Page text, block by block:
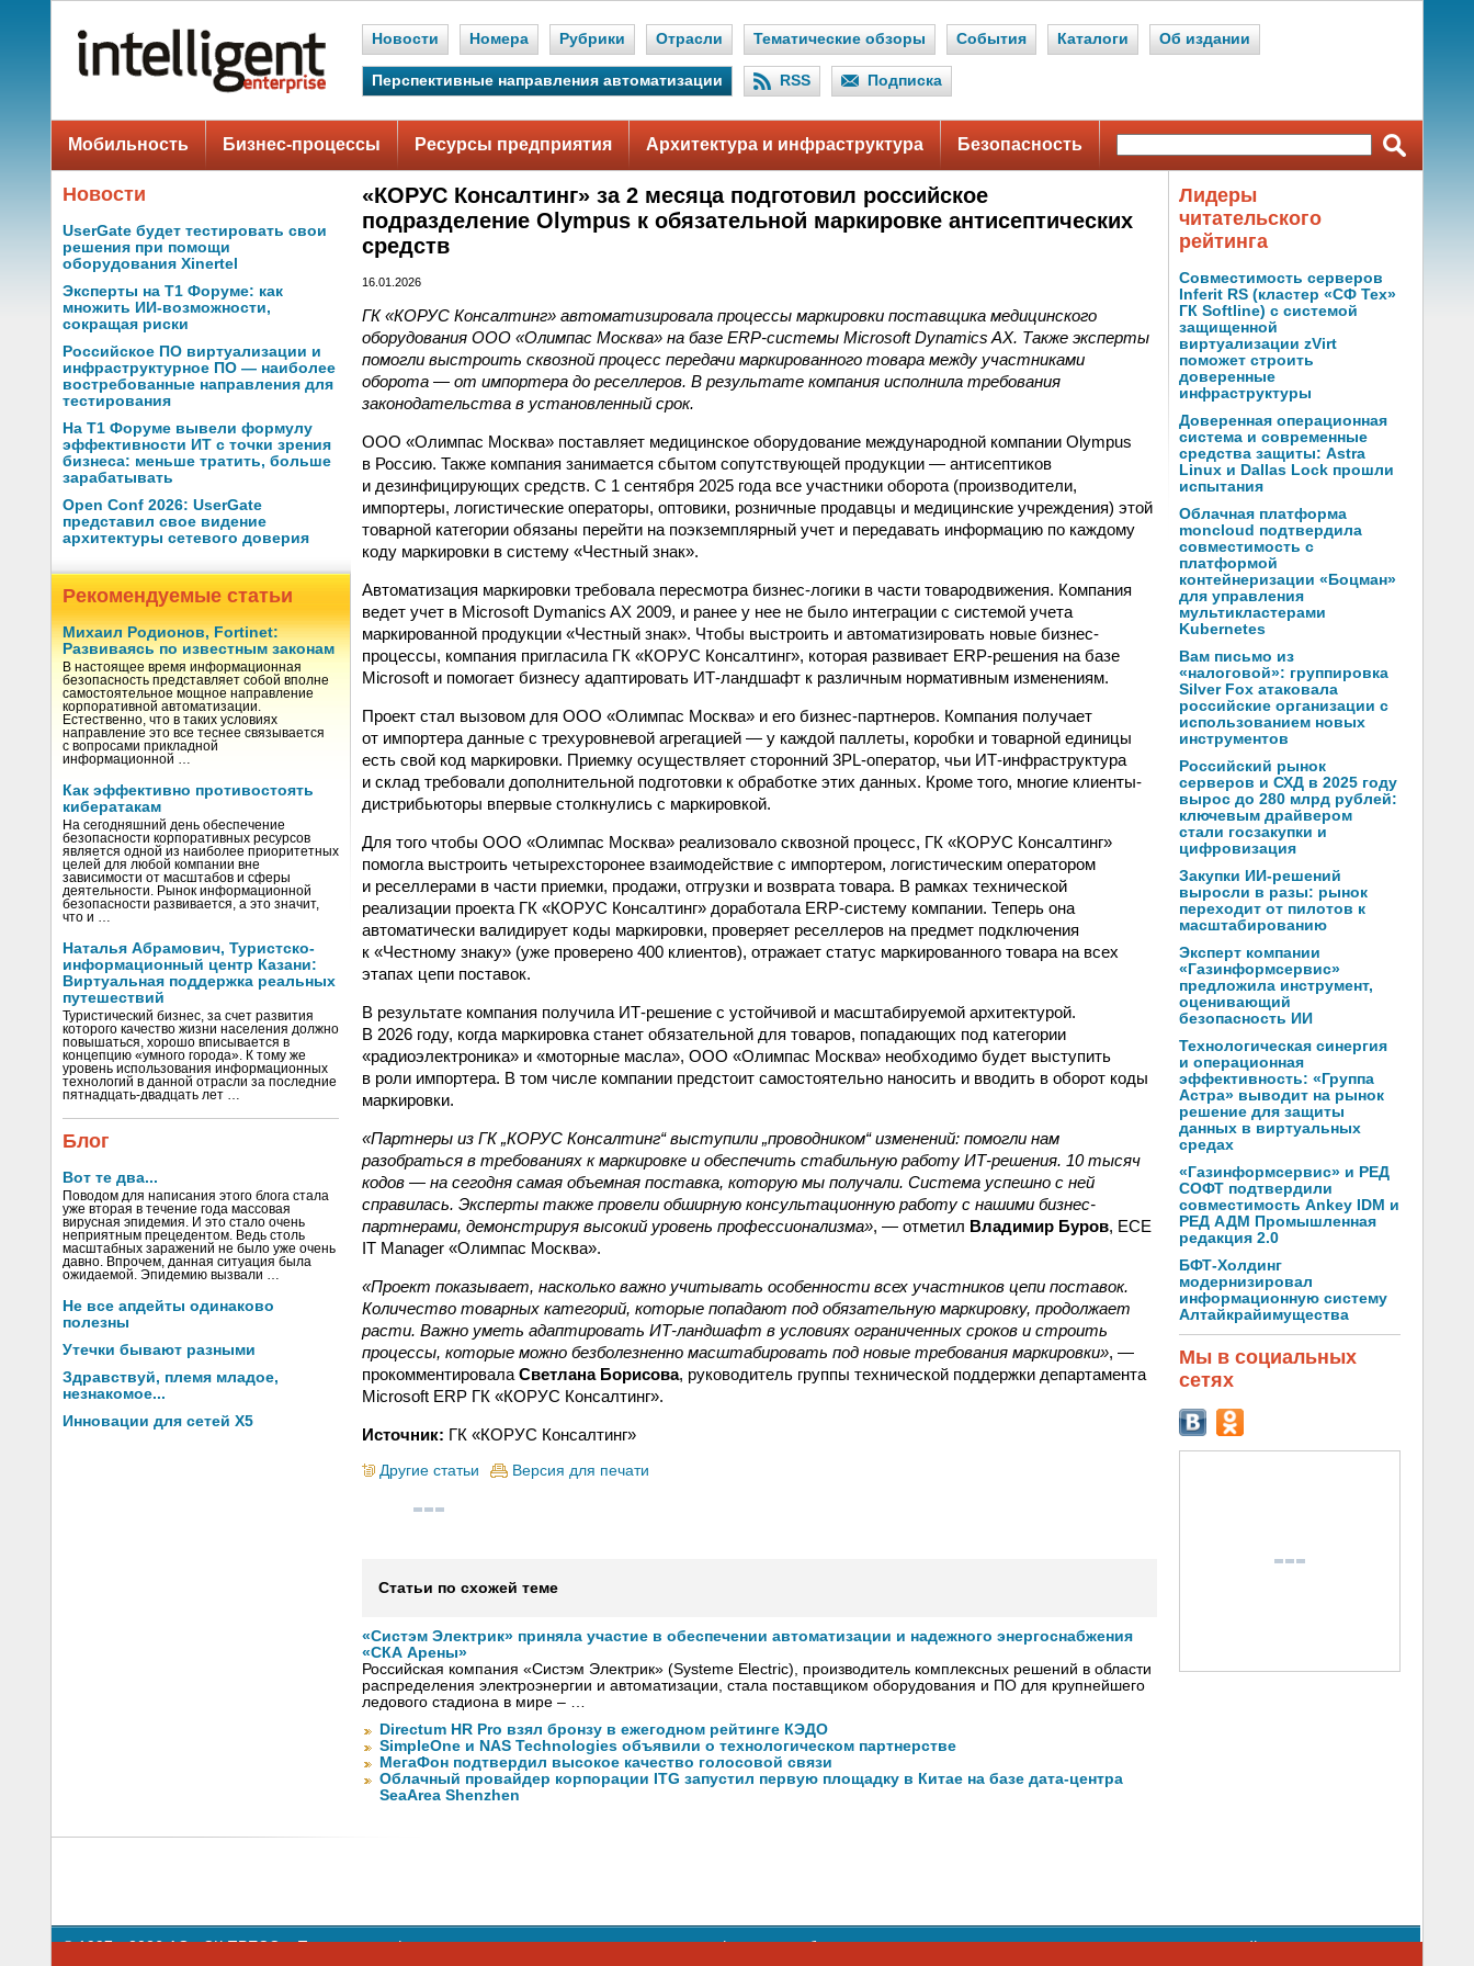
Новости Номера Рубрики Отрасли Тематические обзоры События Каталоги Об издании
Перспективные направления автоматизации RSS Подписка
Мобильность Бизнес-процессы Ресурсы предприятия Архитектура и инфраструктура Безопасность
Новости
UserGate будет тестировать свои
решения при помощи
оборудования Xinertel
Эксперты на Т1 Форуме: как
множить ИИ-возможности,
сокращая риски
Российское ПО виртуализации и
инфраструктурное ПО — наиболее
востребованные направления для
тестирования
На Т1 Форуме вывели формулу
эффективности ИТ с точки зрения
бизнеса: меньше тратить, больше
зарабатывать
Open Conf 2026: UserGate
представил свое видение
архитектуры сетевого доверия
Рекомендуемые статьи
Михаил Родионов, Fortinet:
Развиваясь по известным законам
В настоящее время информационная
безопасность представляет собой вполне
самостоятельное мощное направление
корпоративной автоматизации.
Естественно, что в таких условиях
направление это все теснее связывается
с вопросами прикладной
информационной …
Как эффективно противостоять
кибератакам
На сегодняшний день обеспечение
безопасности корпоративных ресурсов
является одной из наиболее приоритетных
целей для любой компании вне
зависимости от масштабов и сферы
деятельности. Рынок информационной
безопасности развивается, а это значит,
что и …
Наталья Абрамович, Туристско-
информационный центр Казани:
Виртуальная поддержка реальных
путешествий
Туристический бизнес, за счет развития
которого качество жизни населения должно
повышаться, хорошо вписывается в
концепцию «умного города». К тому же
уровень использования информационных
технологий в данной отрасли за последние
пятнадцать-двадцать лет …
Блог
Вот те два...
Поводом для написания этого блога стала
уже вторая в течение года массовая
вирусная эпидемия. И это стало очень
неприятным прецедентом. Ведь столь
масштабных заражений не было уже очень
давно. Впрочем, данная ситуация была
ожидаемой. Эпидемию вызвали …
Не все апдейты одинаково
полезны
Утечки бывают разными
Здравствуй, племя младое,
незнакомое...
Инновации для сетей X5
«КОРУС Консалтинг» за 2 месяца подготовил российское
подразделение Olympus к обязательной маркировке антисептических
средств
16.01.2026
ГК «КОРУС Консалтинг» автоматизировала процессы маркировки поставщика медицинского
оборудования ООО «Олимпас Москва» на базе ERP-системы Microsoft Dynamics AX. Также эксперты
помогли выстроить сквозной процесс передачи маркированного товара между участниками
оборота — от импортера до реселлеров. В результате компания исполнила требования
законодательства в установленный срок.
ООО «Олимпас Москва» поставляет медицинское оборудование международной компании Olympus
в Россию. Также компания занимается сбытом сопутствующей продукции — антисептиков
и дезинфицирующих средств. С 1 сентября 2025 года все участники оборота (производители,
импортеры, логистические операторы, оптовики, розничные продавцы и медицинские учреждения) этой
товарной категории обязаны перейти на поэкземплярный учет и передавать информацию по каждому
коду маркировки в систему «Честный знак».
Автоматизация маркировки требовала пересмотра бизнес-логики в части товародвижения. Компания
ведет учет в Microsoft Dymanics AX 2009, и ранее у нее не было интеграции с системой учета
маркированной продукции «Честный знак». Чтобы выстроить и автоматизировать новые бизнес-
процессы, компания пригласила ГК «КОРУС Консалтинг», которая развивает ERP-решения на базе
Microsoft и помогает бизнесу адаптировать ИТ-ландшафт к различным нормативным изменениям.
Проект стал вызовом для ООО «Олимпас Москва» и его бизнес-партнеров. Компания получает
от импортера данные с трехуровневой агрегацией — у каждой паллеты, коробки и товарной единицы
есть свой код маркировки. Приемку осуществляет сторонний 3PL-оператор, чьи ИТ-инфраструктура
и склад требовали дополнительной подготовки к обработке этих данных. Кроме того, многие клиенты-
дистрибьюторы впервые столкнулись с маркировкой.
Для того чтобы ООО «Олимпас Москва» реализовало сквозной процесс, ГК «КОРУС Консалтинг»
помогла выстроить четырехсторонее взаимодействие с импортером, логистическим оператором
и реселлерами в части приемки, продажи, отгрузки и возврата товара. В рамках технической
реализации проекта ГК «КОРУС Консалтинг» доработала ERP-систему компании. Теперь она
автоматически валидирует коды маркировки, проверяет реселлеров на предмет подключения
к «Честному знаку» (уже проверено 400 клиентов), отражает статус маркированного товара на всех
этапах цепи поставок.
В результате компания получила ИТ-решение с устойчивой и масштабируемой архитектурой.
В 2026 году, когда маркировка станет обязательной для товаров, попадающих под категории
«радиоэлектроника» и «моторные масла», ООО «Олимпас Москва» необходимо будет выступить
в роли импортера. В том числе компании предстоит самостоятельно наносить и вводить в оборот коды
маркировки.
«Партнеры из ГК „КОРУС Консалтинг“ выступили „проводником“ изменений: помогли нам
разобраться в требованиях к маркировке и обеспечить стабильную работу ИТ-решения. 10 тысяч
кодов — на сегодня самая объемная поставка, которую мы получали. Система успешно с ней
справилась. Эксперты также провели обширную консультационную работу с нашими бизнес-
партнерами, демонстрируя высокий уровень профессионализма», — отметил Владимир Буров, ECE
IT Manager «Олимпас Москва».
«Проект показывает, насколько важно учитывать особенности всех участников цепи поставок.
Количество товарных категорий, которые попадают под обязательную маркировку, продолжает
расти. Важно уметь адаптировать ИТ-ландшафт в условиях ограниченных сроков и строить
процессы, которые можно безболезненно масштабировать под новые требования маркировки», —
прокомментировала Светлана Борисова, руководитель группы технической поддержки департамента
Microsoft ERP ГК «КОРУС Консалтинг».
Источник: ГК «КОРУС Консалтинг»
Другие статьи Версия для печати
Статьи по схожей теме
«Систэм Электрик» приняла участие в обеспечении автоматизации и надежного энергоснабжения
«СКА Арены»
Российская компания «Систэм Электрик» (Systeme Electric), производитель комплексных решений в области
распределения электроэнергии и автоматизации, стала поставщиком оборудования и ПО для крупнейшего
ледового стадиона в мире – …
Directum HR Pro взял бронзу в ежегодном рейтинге КЭДО
SimpleOne и NAS Technologies объявили о технологическом партнерстве
МегаФон подтвердил высокое качество голосовой связи
Облачный провайдер корпорации ITG запустил первую площадку в Китае на базе дата-центра
SeaArea Shenzhen
Лидеры
читательского
рейтинга
Совместимость серверов
Inferit RS (кластер «СФ Тех»
ГК Softline) с системой
защищенной
виртуализации zVirt
поможет строить
доверенные
инфраструктуры
Доверенная операционная
система и современные
средства защиты: Astra
Linux и Dallas Lock прошли
испытания
Облачная платформа
moncloud подтвердила
совместимость с
платформой
контейнеризации «Боцман»
для управления
мультикластерами
Kubernetes
Вам письмо из
«налоговой»: группировка
Silver Fox атаковала
российские организации с
использованием новых
инструментов
Российский рынок
серверов и СХД в 2025 году
вырос до 280 млрд рублей:
ключевым драйвером
стали госзакупки и
цифровизация
Закупки ИИ-решений
выросли в разы: рынок
переходит от пилотов к
масштабированию
Эксперт компании
«Газинформсервис»
предложила инструмент,
оценивающий
безопасность ИИ
Технологическая синергия
и операционная
эффективность: «Группа
Астра» выводит на рынок
решение для защиты
данных в виртуальных
средах
«Газинформсервис» и РЕД
СОФТ подтвердили
совместимость Ankey IDM и
РЕД АДМ Промышленная
редакция 2.0
БФТ-Холдинг
модернизировал
информационную систему
Алтайкрайимущества
Мы в социальных
сетях
© 1997—2026 АО «СК ПРЕСС».Политика конфиденциальности персональных данных,информация об авторских правах и порядке использования материалов сайта